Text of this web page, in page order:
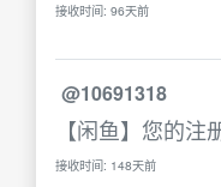
接收时间: 96天前
@10691318
【闲鱼】您的注
接收时间: 148天前